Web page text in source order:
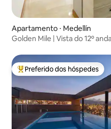
Apartamento ⋅ Medellín
Golden Mile | Vista do 12º
Entre os melhores preferidos
Preferido dos hóspedes